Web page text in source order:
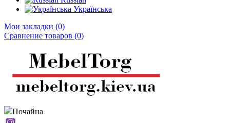
Українська
Мои закладки (0)
Сравнение товаров (0)
Почайна